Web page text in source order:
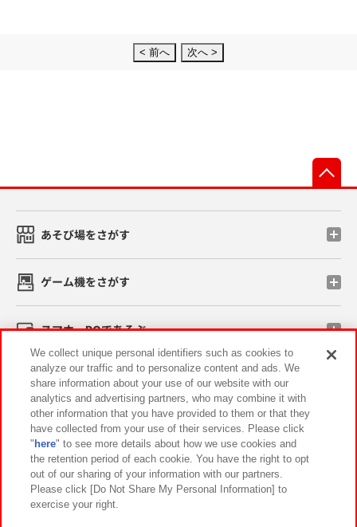
< 前へ 次へ >
あそび場をさがす
ゲーム機をさがす
スマホ・PCであそぶ
イベント・キャンペーン
関連会社 サステナビリティ サイトポリシー
プライバシーポリシー ウェブアクセシビリティ方針と検証結果
お取引先さまとともに
We collect unique personal identifiers such as cookies to
analyze our traffic and to personalize content and ads. We
share information about your use of our website with our
analytics and advertising partners, who may combine it with
other information that you have provided to them or that they
have collected from your use of their services. Please click
" here" to see more details about how we use cookies and
the retention period of each cookie. You have the right to opt
out of our sharing of your information with our partners.
Please click [Do Not Share My Personal Information] to
exercise your right.